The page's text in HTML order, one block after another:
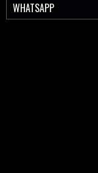
WHATSAPP